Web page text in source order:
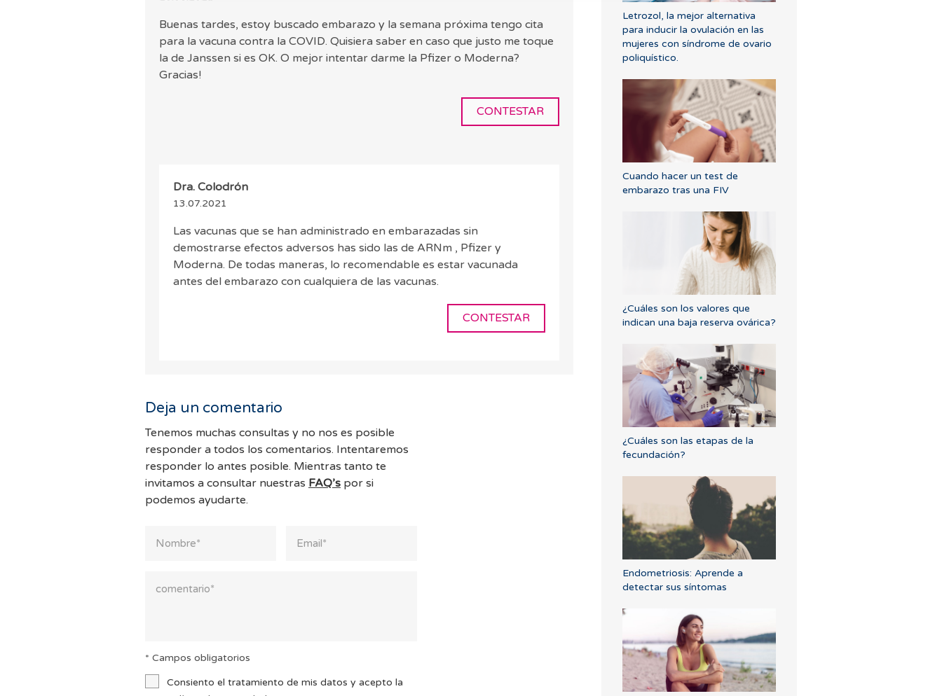
Buenas tardes, estoy buscado embarazo y la semana próxima tengo cita
para la vacuna contra la COVID. Quisiera saber en caso que justo me toque
la de Janssen si es OK. O mejor intentar darme la Pfizer o Moderna?
Gracias!
CONTESTAR
Dra. Colodrón
13.07.2021
Las vacunas que se han administrado en embarazadas sin
demostrarse efectos adversos has sido las de ARNm , Pfizer y
Moderna. De todas maneras, lo recomendable es estar vacunada
antes del embarazo con cualquiera de las vacunas.
CONTESTAR
Deja un comentario
Tenemos muchas consultas y no nos es posible
responder a todos los comentarios. Intentaremos
responder lo antes posible. Mientras tanto te
invitamos a consultar nuestras FAQ’s por si
podemos ayudarte.
* Campos obligatorios
Consiento el tratamiento de mis datos y acepto la
Letrozol, la mejor alternativa
para inducir la ovulación en las
mujeres con síndrome de ovario
poliquístico.
Cuando hacer un test de
embarazo tras una FIV
¿Cuáles son los valores que
indican una baja reserva ovárica?
¿Cuáles son las etapas de la
fecundación?
Endometriosis: Aprende a
detectar sus síntomas